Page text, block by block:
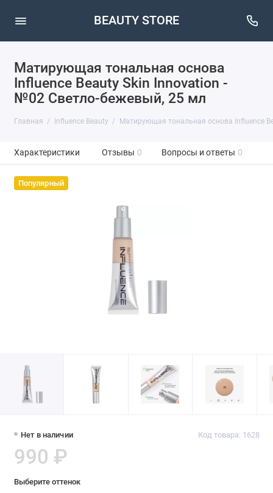
BEAUTY STORE
Матирующая тональная основа
Influence Beauty Skin Innovation -
№02 Светло-бежевый, 25 мл
Главная Influence Beauty Матирующая тональная основа Influence
Характеристики Отзывы 0 Вопросы и ответы 0
Популярный
Нет в наличии Код товара: 1628
990 ₽
Выберите оттенок